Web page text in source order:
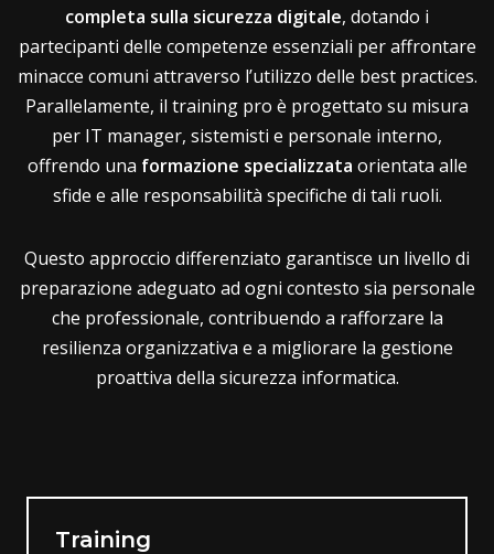
completa sulla sicurezza digitale, dotando i
partecipanti delle competenze essenziali per affrontare
minacce comuni attraverso l’utilizzo delle best practices.
Parallelamente, il training pro è progettato su misura
per IT manager, sistemisti e personale interno,
offrendo una formazione specializzata orientata alle
sfide e alle responsabilità specifiche di tali ruoli.
Questo approccio differenziato garantisce un livello di
preparazione adeguato ad ogni contesto sia personale
che professionale, contribuendo a rafforzare la
resilienza organizzativa e a migliorare la gestione
proattiva della sicurezza informatica.
Training